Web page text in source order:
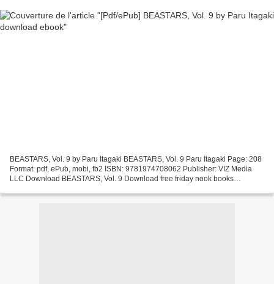
BEASTARS, Vol. 9 by Paru Itagaki BEASTARS, Vol. 9 Paru Itagaki Page: 208
Format: pdf, ePub, mobi, fb2 ISBN: 9781974708062 Publisher: VIZ Media
LLC Download BEASTARS, Vol. 9 Download free friday nook books